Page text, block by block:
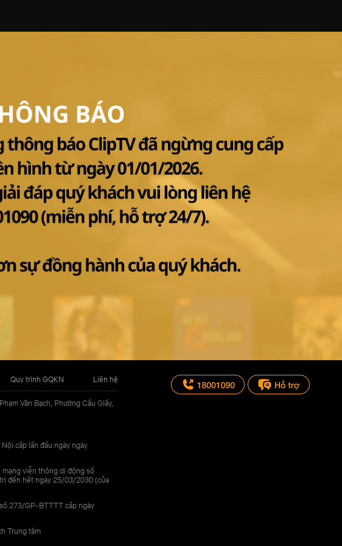
Quy trình GQKN Liên hệ
Văn Bạch, Phường Cầu Giấy,
cấp lần đầu ngày ngày
viễn thông di động số
đến hết ngày 25/03/2030 (của
273/GP-BTTTT cấp ngày
Trung tâm